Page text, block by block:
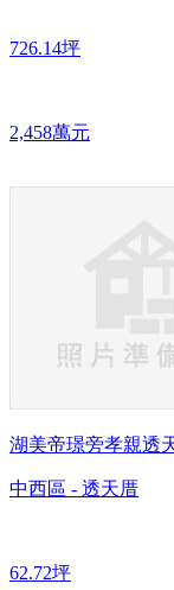
726.14坪
2,458萬元
湖美帝璟旁孝親透
中西區 - 透天厝
62.72坪